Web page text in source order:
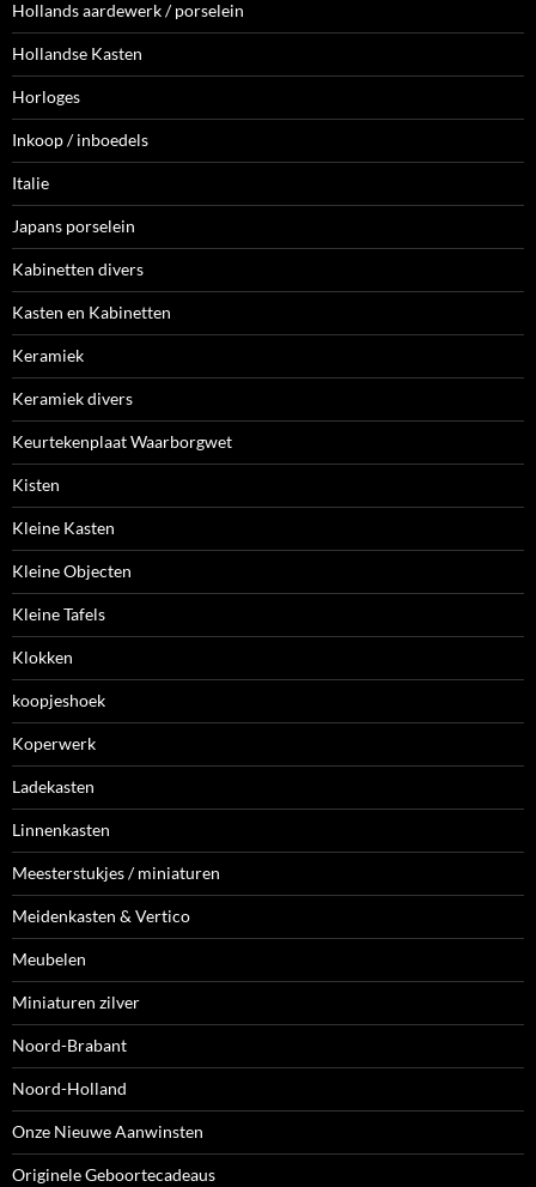
Hollands aardewerk / porselein
Hollandse Kasten
Horloges
Inkoop / inboedels
Italie
Japans porselein
Kabinetten divers
Kasten en Kabinetten
Keramiek
Keramiek divers
Keurtekenplaat Waarborgwet
Kisten
Kleine Kasten
Kleine Objecten
Kleine Tafels
Klokken
koopjeshoek
Koperwerk
Ladekasten
Linnenkasten
Meesterstukjes / miniaturen
Meidenkasten & Vertico
Meubelen
Miniaturen zilver
Noord-Brabant
Noord-Holland
Onze Nieuwe Aanwinsten
Originele Geboortecadeaus